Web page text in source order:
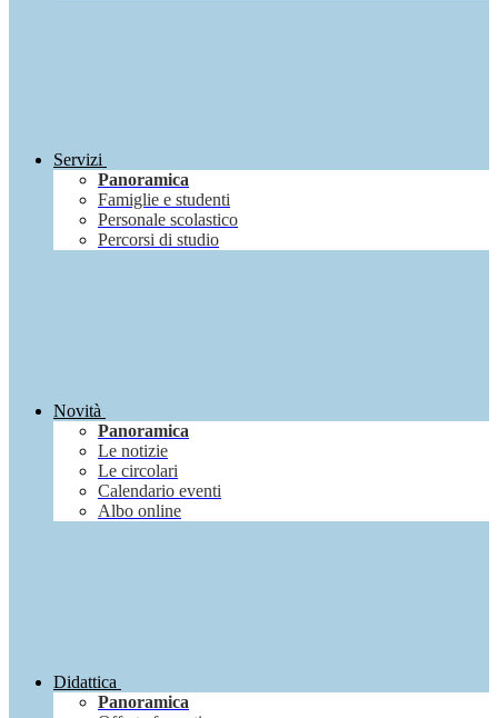
Servizi
Panoramica
Famiglie e studenti
Personale scolastico
Percorsi di studio
Novità
Panoramica
Le notizie
Le circolari
Calendario eventi
Albo online
Didattica
Panoramica